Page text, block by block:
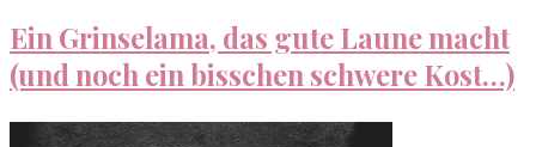
Ein Grinselama, das gute Laune macht
(und noch ein bisschen schwere Kost…)